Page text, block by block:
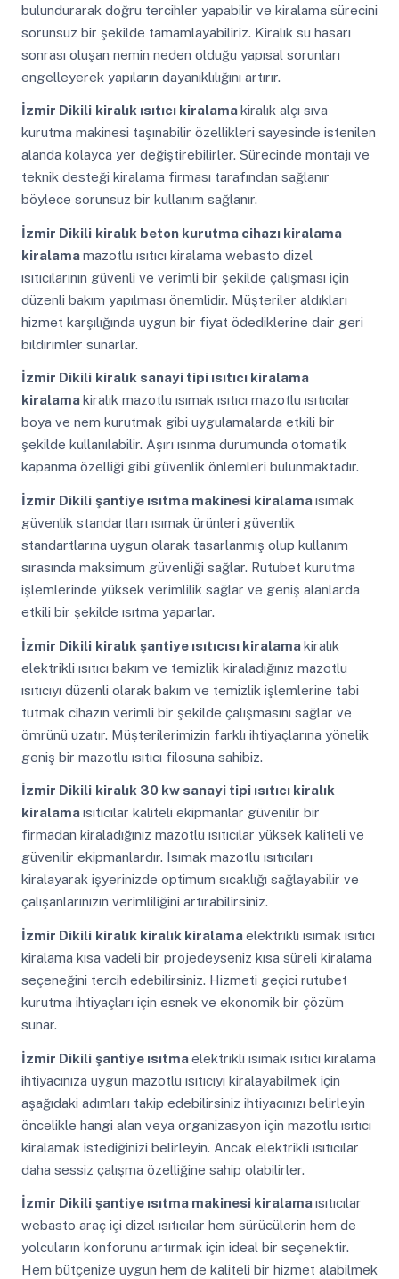
bulundurarak doğru tercihler yapabilir ve kiralama sürecini
sorunsuz bir şekilde tamamlayabiliriz. Kiralık su hasarı
sonrası oluşan nemin neden olduğu yapısal sorunları
engelleyerek yapıların dayanıklılığını artırır.
İzmir Dikili kiralık ısıtıcı kiralamakiralık alçı sıva
kurutma makinesi taşınabilir özellikleri sayesinde istenilen
alanda kolayca yer değiştirebilirler. Sürecinde montajı ve
teknik desteği kiralama firması tarafından sağlanır
böylece sorunsuz bir kullanım sağlanır.
İzmir Dikili kiralık beton kurutma cihazı kiralama
kiralamamazotlu ısıtıcı kiralama webasto dizel
ısıtıcılarının güvenli ve verimli bir şekilde çalışması için
düzenli bakım yapılması önemlidir. Müşteriler aldıkları
hizmet karşılığında uygun bir fiyat ödediklerine dair geri
bildirimler sunarlar.
İzmir Dikili kiralık sanayi tipi ısıtıcı kiralama
kiralamakiralık mazotlu ısımak ısıtıcı mazotlu ısıtıcılar
boya ve nem kurutmak gibi uygulamalarda etkili bir
şekilde kullanılabilir. Aşırı ısınma durumunda otomatik
kapanma özelliği gibi güvenlik önlemleri bulunmaktadır.
İzmir Dikili şantiye ısıtma makinesi kiralamaısımak
güvenlik standartları ısımak ürünleri güvenlik
standartlarına uygun olarak tasarlanmış olup kullanım
sırasında maksimum güvenliği sağlar. Rutubet kurutma
işlemlerinde yüksek verimlilik sağlar ve geniş alanlarda
etkili bir şekilde ısıtma yaparlar.
İzmir Dikili kiralık şantiye ısıtıcısı kiralamakiralık
elektrikli ısıtıcı bakım ve temizlik kiraladığınız mazotlu
ısıtıcıyı düzenli olarak bakım ve temizlik işlemlerine tabi
tutmak cihazın verimli bir şekilde çalışmasını sağlar ve
ömrünü uzatır. Müşterilerimizin farklı ihtiyaçlarına yönelik
geniş bir mazotlu ısıtıcı filosuna sahibiz.
İzmir Dikili kiralık 30 kw sanayi tipi ısıtıcı kiralık
kiralamaısıtıcılar kaliteli ekipmanlar güvenilir bir
firmadan kiraladığınız mazotlu ısıtıcılar yüksek kaliteli ve
güvenilir ekipmanlardır. Isımak mazotlu ısıtıcıları
kiralayarak işyerinizde optimum sıcaklığı sağlayabilir ve
çalışanlarınızın verimliliğini artırabilirsiniz.
İzmir Dikili kiralık kiralık kiralamaelektrikli ısımak ısıtıcı
kiralama kısa vadeli bir projedeyseniz kısa süreli kiralama
seçeneğini tercih edebilirsiniz. Hizmeti geçici rutubet
kurutma ihtiyaçları için esnek ve ekonomik bir çözüm
sunar.
İzmir Dikili şantiye ısıtmaelektrikli ısımak ısıtıcı kiralama
ihtiyacınıza uygun mazotlu ısıtıcıyı kiralayabilmek için
aşağıdaki adımları takip edebilirsiniz ihtiyacınızı belirleyin
öncelikle hangi alan veya organizasyon için mazotlu ısıtıcı
kiralamak istediğinizi belirleyin. Ancak elektrikli ısıtıcılar
daha sessiz çalışma özelliğine sahip olabilirler.
İzmir Dikili şantiye ısıtma makinesi kiralamaısıtıcılar
webasto araç içi dizel ısıtıcılar hem sürücülerin hem de
yolcuların konforunu artırmak için ideal bir seçenektir.
Hem bütçenize uygun hem de kaliteli bir hizmet alabilmek